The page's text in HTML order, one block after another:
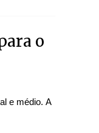
o
e médio. A